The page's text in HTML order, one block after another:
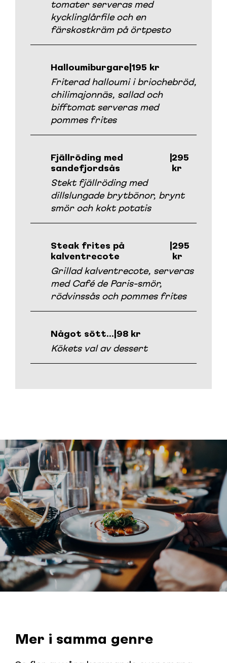
tomater serveras med
kycklinglårfile och en
färskostkräm på örtpesto
Halloumiburgare 195 kr
Friterad halloumi i briochebröd,
chilimajonnäs, sallad och
bifftomat serveras med
pommes frites
Fjällröding med
sandefjordsås
|295
kr
Stekt fjällröding med
dillslungade brytbönor, brynt
smör och kokt potatis
Steak frites på
kalventrecote
|295
kr
Grillad kalventrecote, serveras
med Café de Paris-smör,
rödvinssås och pommes frites
Något sött… 98 kr
Kökets val av dessert
Mer i samma genre